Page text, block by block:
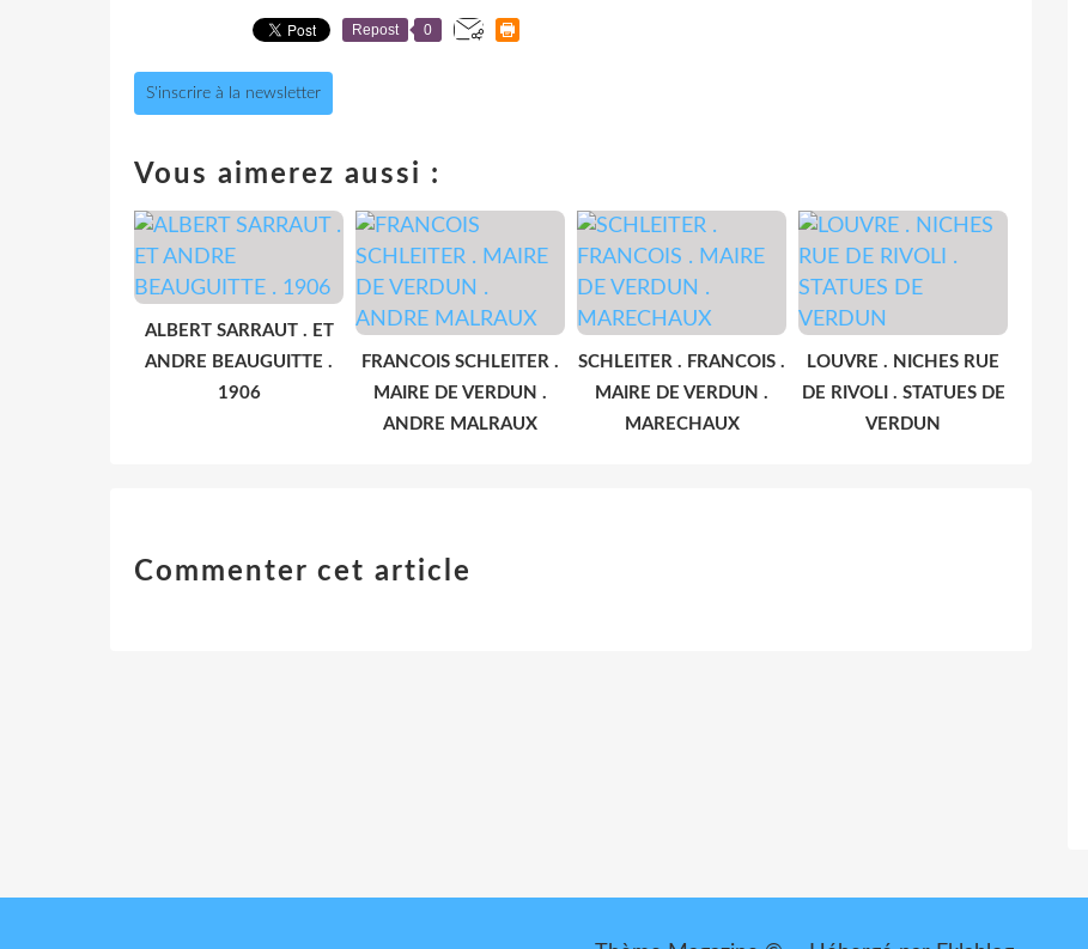
Repost 0
S'inscrire à la newsletter
Vous aimerez aussi :
ALBERT SARRAUT . ET
ANDRE BEAUGUITTE .
1906
FRANCOIS SCHLEITER .
MAIRE DE VERDUN .
ANDRE MALRAUX
SCHLEITER . FRANCOIS .
MAIRE DE VERDUN .
MARECHAUX
LOUVRE . NICHES RUE
DE RIVOLI . STATUES DE
VERDUN
Commenter cet article